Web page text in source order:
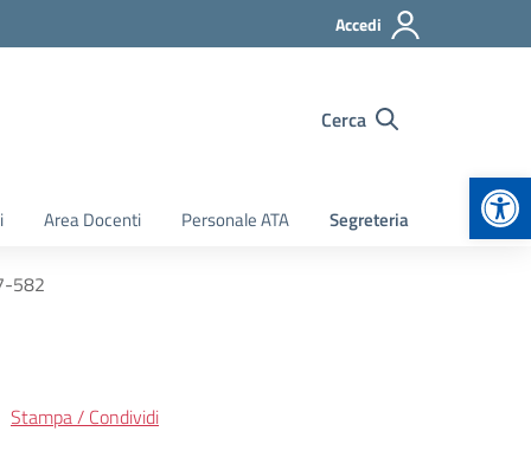
Accedi
Cerca
Area Docenti Personale ATA Segreteria
582
Stampa / Condividi